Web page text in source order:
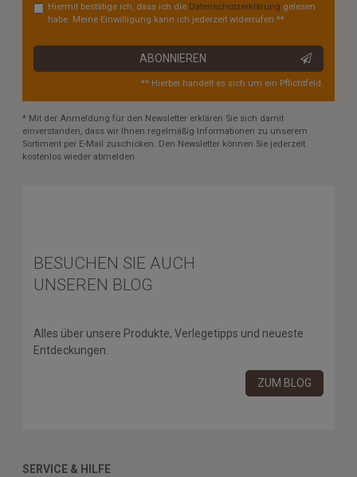
Hiermit bestätige ich, dass ich die Daten­schutz­erklärung gelesen
habe. Meine Einwilligung kann ich jederzeit widerrufen.**
ABONNIEREN
** Hierbei handelt es sich um ein Pflichtfeld.
* Mit der Anmeldung für den Newsletter erklären Sie sich damit
einverstanden, dass wir Ihnen regelmäßig Informationen zu unserem
Sortiment per E-Mail zuschicken. Den Newsletter können Sie jederzeit
kostenlos wieder abmelden.
BESUCHEN SIE AUCH
UNSEREN BLOG
Alles über unsere Produkte, Verlegetipps und neueste
Entdeckungen.
ZUM BLOG
SERVICE & HILFE